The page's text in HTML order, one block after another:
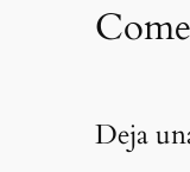
Deja